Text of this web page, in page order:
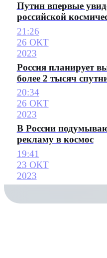
Путин впервые
российской
21:26
26 ОКТ
2023
Россия планирует
более 2 тысяч
20:34
26 ОКТ
2023
В России
рекламу в космос
19:41
23 ОКТ
2023